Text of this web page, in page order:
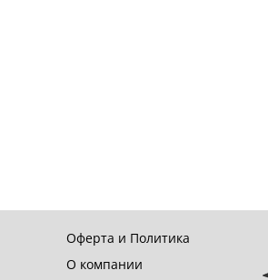
Оферта и Политика
О компании